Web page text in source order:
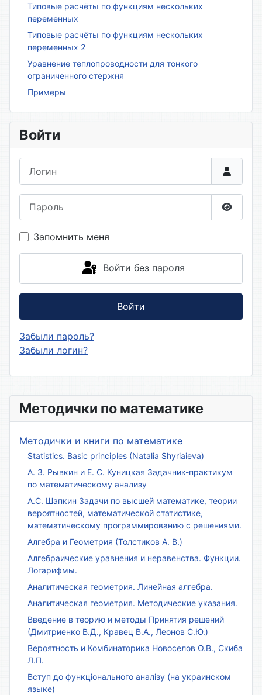
Методички по математике
Методички и книги по математике
Statistics. Basic principles (Natalia Shyriaieva)
А. З. Рывкин и Е. С. Куницкая Задачник-практикум
по математическому анализу
А.С. Шапкин Задачи по высшей математике, теории
вероятностей, математической статистике,
математическому программированию с решениями.
Алгебра и Геометрия (Толстиков А. В.)
Алгебраические уравнения и неравенства. Функции.
Логарифмы.
Аналитическая геометрия. Линейная алгебра.
Аналитическая геометрия. Методические указания.
Введение в теорию и методы Принятия решений
(Дмитриенко В.Д., Кравец В.А., Леонов С.Ю.)
Вероятность и Комбинаторика Новоселов О.В., Скиба
Л.П.
Вступ до функціонального аналізу (на украинском
языке)
Типовые расчёты по функциям нескольких
переменных
Типовые расчёты по функциям нескольких
переменных 2
Уравнение теплопроводности для тонкого
ограниченного стержня
Примеры
Войти
Запомнить меня
Войти без пароля
Войти
Забыли пароль?
Забыли логин?